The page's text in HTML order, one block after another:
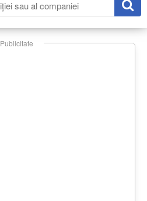
Publicitate